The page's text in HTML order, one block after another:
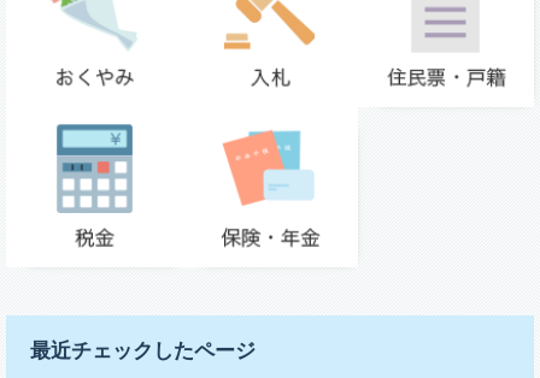
最近チェックしたページ